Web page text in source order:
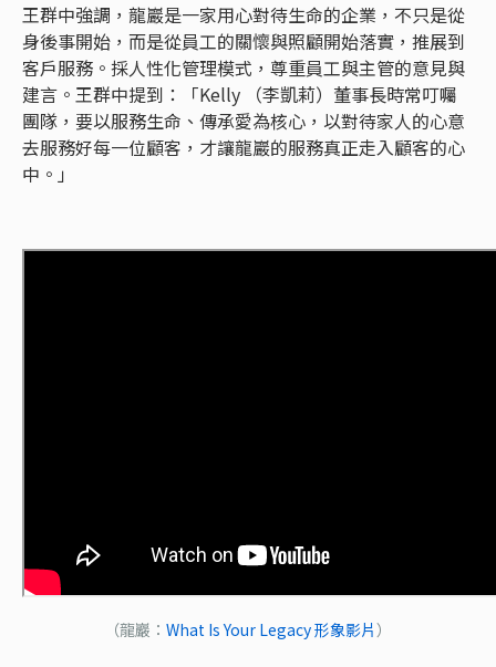
王群中強調，龍巖是一家用心對待生命的企業，不只是從
身後事開始，而是從員工的關懷與照顧開始落實，推展到
客戶服務。採人性化管理模式，尊重員工與主管的意見與
建言。王群中提到：「Kelly （李凱莉）董事長時常叮囑
團隊，要以服務生命、傳承愛為核心，以對待家人的心意
去服務好每一位顧客，才讓龍巖的服務真正走入顧客的心
中。」
（龍巖： What Is Your Legacy 形象影片）